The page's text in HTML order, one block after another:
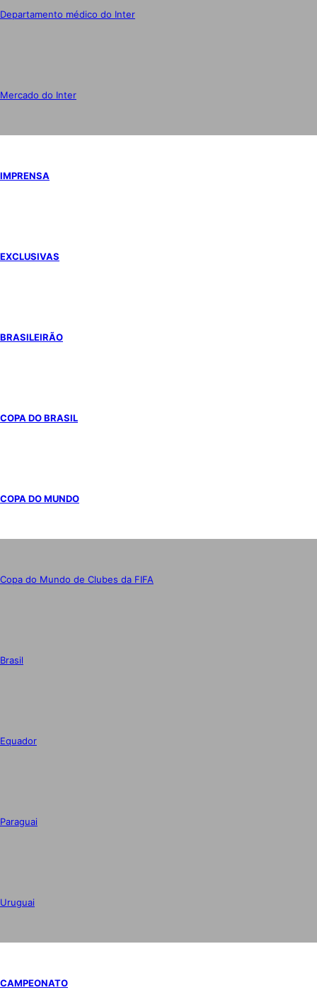
Departamento médico do Inter
Mercado do Inter
IMPRENSA
EXCLUSIVAS
BRASILEIRÃO
COPA DO BRASIL
COPA DO MUNDO
Copa do Mundo de Clubes da FIFA
Brasil
Equador
Paraguai
Uruguai
CAMPEONATO